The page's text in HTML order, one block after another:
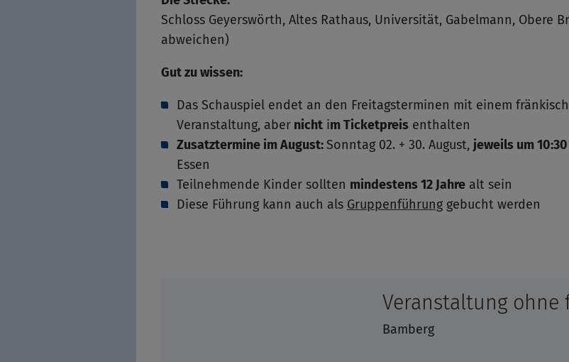
Schloss Geyerswörth, Altes Rathaus, Universität, Gabelmann, Obere
abweichen)
Gut zu wissen:
Das Schauspiel endet an den Freitagsterminen mit einem
Veranstaltung, aber nicht im Ticketpreis enthalten
Zusatztermine im August:Sonntag 02. + 30. August, jeweils um
Essen
Teilnehmende Kinder sollten mindestens 12 Jahre alt sein
Diese Führung kann auch als Gruppenführung gebucht werden
Veranstaltung ohne
Bamberg